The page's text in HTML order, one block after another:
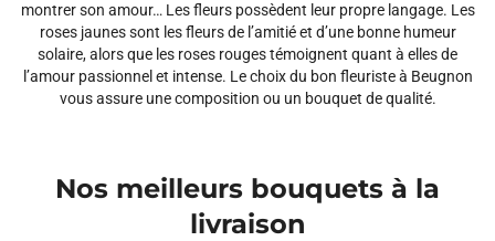
montrer son amour… Les fleurs possèdent leur propre langage. Les
roses jaunes sont les fleurs de l’amitié et d’une bonne humeur
solaire, alors que les roses rouges témoignent quant à elles de
l’amour passionnel et intense. Le choix du bon fleuriste à Beugnon
vous assure une composition ou un bouquet de qualité.
Nos meilleurs bouquets à la
livraison